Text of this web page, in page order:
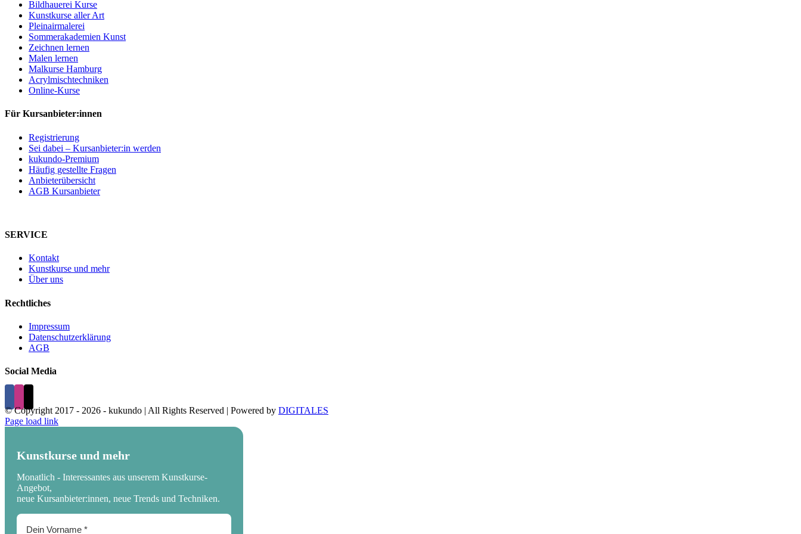
Bildhauerei Kurse
Kunstkurse aller Art
Pleinairmalerei
Sommerakademien Kunst
Zeichnen lernen
Malen lernen
Malkurse Hamburg
Acrylmischtechniken
Online-Kurse
Für Kursanbieter:innen
Registrierung
Sei dabei – Kursanbieter:in werden
kukundo-Premium
Häufig gestellte Fragen
Anbieterübersicht
AGB Kursanbieter
SERVICE
Kontakt
Kunstkurse und mehr
Über uns
Rechtliches
Impressum
Datenschutzerklärung
AGB
Social Media
© Copyright 2017 - 2026 - kukundo | All Rights Reserved | Powered by DIGITALES
Page load link
Kunstkurse und mehr
Monatlich - Interessantes aus unserem Kunstkurse-
Angebot,
neue Kursanbieter:innen, neue Trends und Techniken.